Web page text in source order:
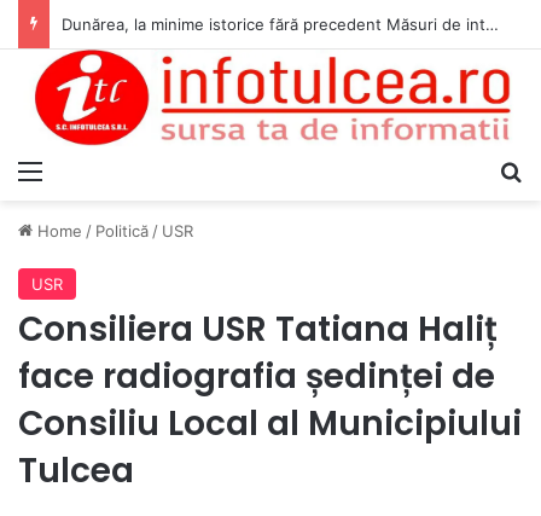
Dunărea, la minime istorice fără precedent Măsuri de intervenție pentru menținerea debitelor minime, necesare pentru producția de energie nucleară
Home / Politică / USR
USR
Consiliera USR Tatiana Haliț
face radiografia ședinței de
Consiliu Local al Municipiului
Tulcea